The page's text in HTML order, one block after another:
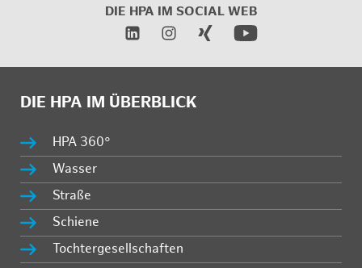
DIE HPA IM SOCIAL WEB
DIE HPA IM ÜBERBLICK
HPA 360°
Wasser
Straße
Schiene
Tochtergesellschaften